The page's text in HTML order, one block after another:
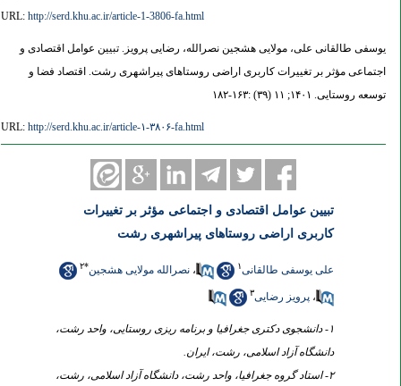
URL:http://serd.khu.ac.ir/article-1-3806-fa.html
یوسفی طالقانی علی، مولایی هشجین نصرالله، رضایی پرویز. تبیین عوامل اقتصادی و
اجتماعی مؤثر بر تغییرات کاربری اراضی روستاهای پیراشهری رشت. اقتصاد فضا و
توسعه روستایی. ۱۴۰۱; ۱۱ (۳۹) :۱۶۳-۱۸۲
URL:http://serd.khu.ac.ir/article-۱-۳۸۰۶-fa.html
تبیین عوامل اقتصادی و اجتماعی مؤثر بر تغییرات
کاربری اراضی روستاهای پیراشهری رشت
علی یوسفی طالقانی ، نصرالله مولایی هشجین
، پرویز رضایی
۱- دانشجوی دکتری جغرافیا و برنامه ریزی روستایی، واحد رشت،
دانشگاه آزاد اسلامی، رشت، ایران.
۲- استاد گروه جغرافیا، واحد رشت، دانشگاه آزاد اسلامی، رشت،